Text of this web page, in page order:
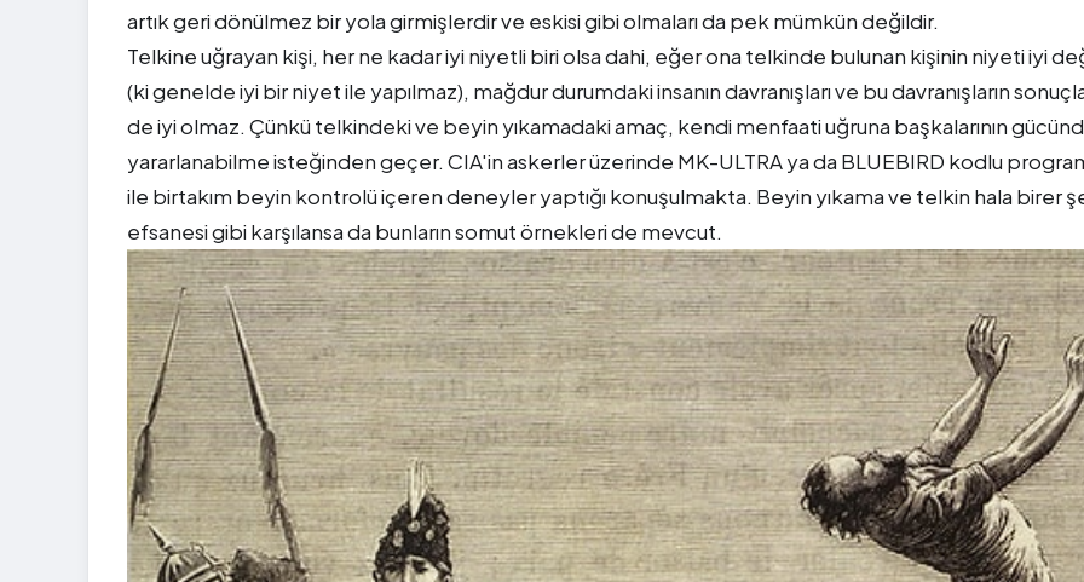
artık geri dönülmez bir yola girmişlerdir ve eskisi gibi olmaları da pek mümkün değildir.
Telkine uğrayan kişi, her ne kadar iyi niyetli biri olsa dahi, eğer ona telkinde bulunan kişinin niyeti iyi
(ki genelde iyi bir niyet ile yapılmaz), mağdur durumdaki insanın davranışları ve bu davranışların
de iyi olmaz. Çünkü telkindeki ve beyin yıkamadaki amaç, kendi menfaati uğruna başkalarının
yararlanabilme isteğinden geçer. CIA'in askerler üzerinde MK-ULTRA ya da BLUEBIRD kodlu
ile birtakım beyin kontrolü içeren deneyler yaptığı konuşulmakta. Beyin yıkama ve telkin hala birer
efsanesi gibi karşılansa da bunların somut örnekleri de mevcut.